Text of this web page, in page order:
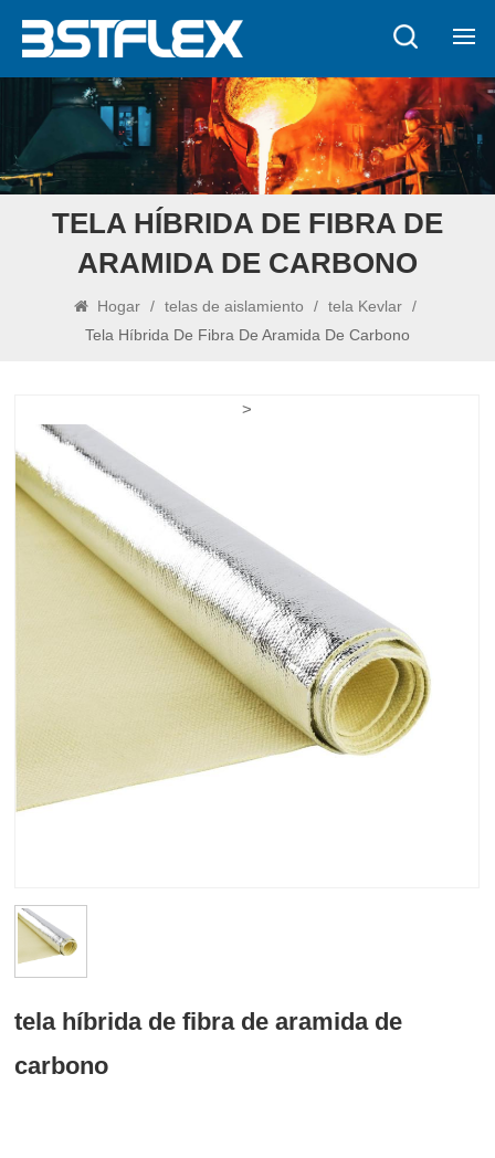
TELA HÍBRIDA DE FIBRA DE
ARAMIDA DE CARBONO
Hogar / telas de aislamiento / tela Kevlar /
Tela Híbrida De Fibra De Aramida De Carbono
>
tela híbrida de fibra de aramida de
carbono